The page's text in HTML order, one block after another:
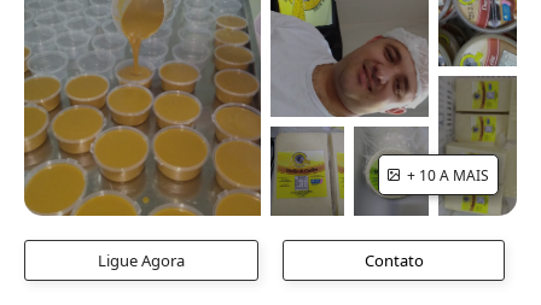
+ 10 A MAIS
Ligue Agora Contato